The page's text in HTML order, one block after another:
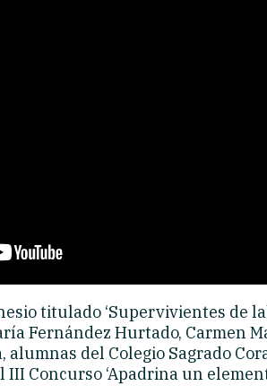
titulado ‘Supervivientes de
Fernández Hurtado, Carmen
alumnas del Colegio Sagrado
III Concurso ‘Apadrina un